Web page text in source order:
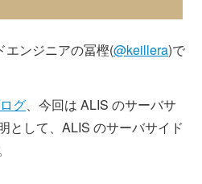
エンジニアの冨樫(@keillera)で
グ、今回は ALIS のサーバサ
として、ALIS のサーバサイド